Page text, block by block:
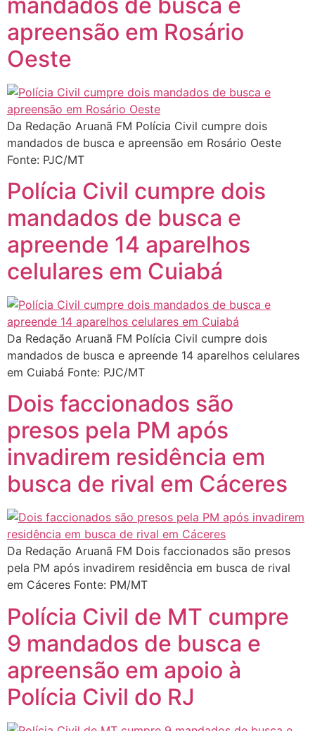
apreensão em Rosário
Oeste
Da Redação Aruanã FM Polícia Civil cumpre dois
mandados de busca e apreensão em Rosário Oeste
Fonte: PJC/MT
Polícia Civil cumpre dois
mandados de busca e
apreende 14 aparelhos
celulares em Cuiabá
Da Redação Aruanã FM Polícia Civil cumpre dois
mandados de busca e apreende 14 aparelhos celulares
em Cuiabá Fonte: PJC/MT
Dois faccionados são
presos pela PM após
invadirem residência em
busca de rival em Cáceres
Da Redação Aruanã FM Dois faccionados são presos
pela PM após invadirem residência em busca de rival
em Cáceres Fonte: PM/MT
Polícia Civil de MT cumpre
9 mandados de busca e
apreensão em apoio à
Polícia Civil do RJ